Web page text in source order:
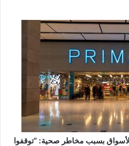
بسبب مخاطر صحية: “توقفوا